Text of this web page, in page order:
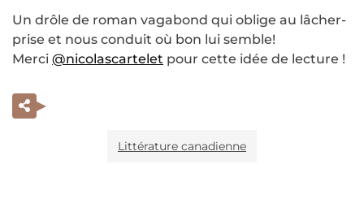
Un drôle de roman vagabond qui oblige au lâcher-
prise et nous conduit où bon lui semble!
Merci @nicolascartelet pour cette idée de lecture !
Littérature canadienne